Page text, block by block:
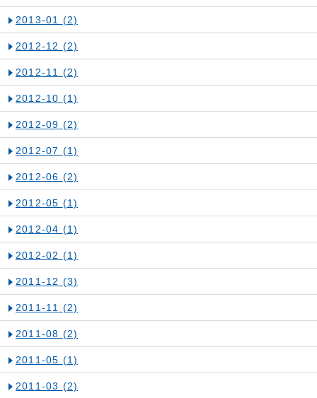
2013-01 (2)
2012-12 (2)
2012-11 (2)
2012-10 (1)
2012-09 (2)
2012-07 (1)
2012-06 (2)
2012-05 (1)
2012-04 (1)
2012-02 (1)
2011-12 (3)
2011-11 (2)
2011-08 (2)
2011-05 (1)
2011-03 (2)